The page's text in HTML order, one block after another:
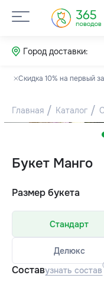
Город доставки:
Скидка 10% на первый
Главная Каталог
Букет Манго
Размер букета
Стандарт
Делюкс
Составузнать состав